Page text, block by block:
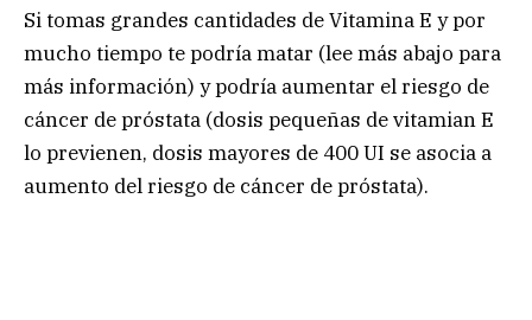
Si tomas grandes cantidades de Vitamina E y por
mucho tiempo te podría matar (lee más abajo para
más información) y podría aumentar el riesgo de
cáncer de próstata (dosis pequeñas de vitamian E
lo previenen, dosis mayores de 400 UI se asocia a
aumento del riesgo de cáncer de próstata).